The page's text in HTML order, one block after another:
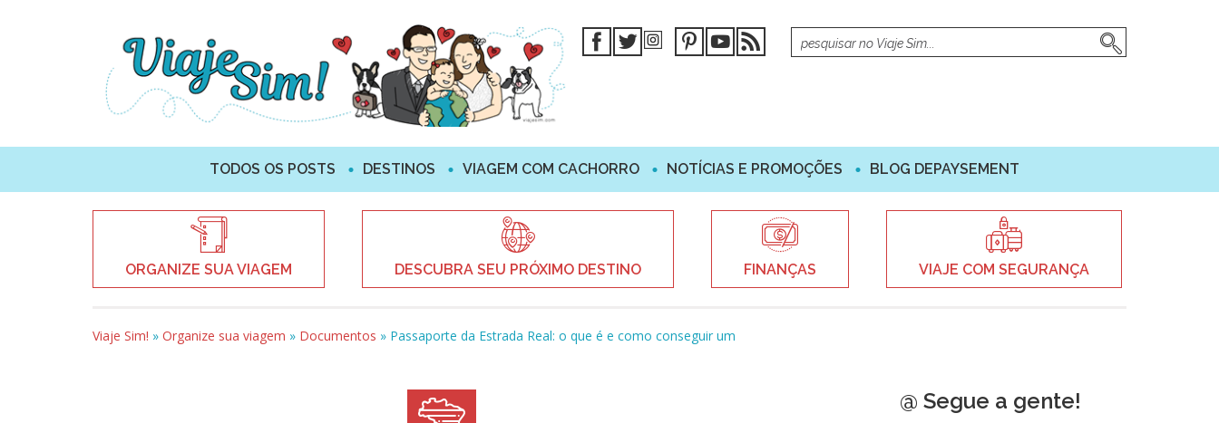
TODOS OS POSTS DESTINOS VIAGEM COM CACHORRO NOTÍCIAS E PROMOÇÕES BLOG DEPAYSEMENT
ORGANIZE SUA VIAGEM DESCUBRA SEU PRÓXIMO DESTINO FINANÇAS VIAJE COM SEGURANÇA
Viaje Sim! » Organize sua viagem » Documentos » Passaporte da Estrada Real: o que é e como conseguir um
@ Segue a gente!